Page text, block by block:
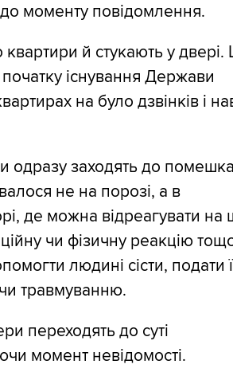
моменту повідомлення.
й стукають у двері.
існування Держави
на було дзвінків і
одразу заходять до
не на порозі, а в
де можна відреагувати на
чи фізичну реакцію
людині сісти, подати
травмуванню.
переходять до суті
момент невідомості.